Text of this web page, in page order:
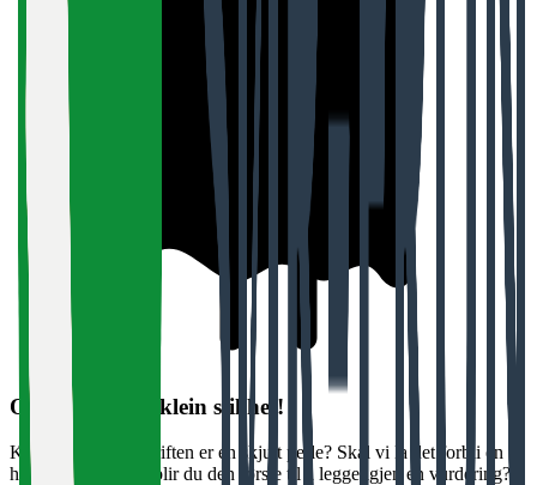
Oi, her var det klein stillhet!
Kanskje denne bedriften er en skjult perle? Skal vi la det forbli en
hemmelighet, eller blir du den første til å legge igjen en vurdering?